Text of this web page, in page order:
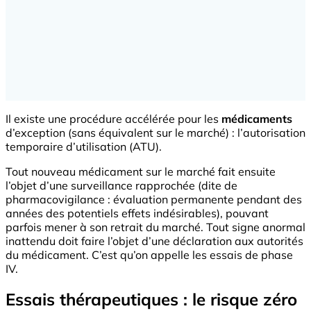
Il existe une procédure accélérée pour les médicaments
d’exception (sans équivalent sur le marché) : l’autorisation
temporaire d’utilisation (ATU).
Tout nouveau médicament sur le marché fait ensuite
l’objet d’une surveillance rapprochée (dite de
pharmacovigilance : évaluation permanente pendant des
années des potentiels effets indésirables), pouvant
parfois mener à son retrait du marché. Tout signe anormal
inattendu doit faire l’objet d’une déclaration aux autorités
du médicament. C’est qu’on appelle les essais de phase
IV.
Essais thérapeutiques : le risque zéro